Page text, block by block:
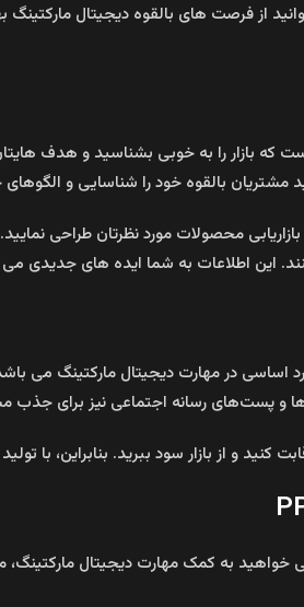
از فرصت‌ های بالقوه دیجیتال مارکتینگ
که بازار را به خوبی بشناسید و هدف‌
مشتریان بالقوه خود را شناسایی و
بازاریابی محصولات مورد نظرتان طراحی
این اطلاعات به شما ایده‌ های جدیدی
اساسی در مهارت دیجیتال مارکتینگ می‌
و پست‌های رسانه اجتماعی نیز برای جذب
کنید و از بازار سود ببرید. بنابراین،
به کمک مهارت دیجیتال مارکتینگ،